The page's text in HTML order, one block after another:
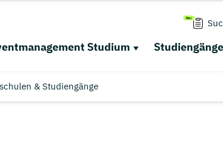
Studium Studiengänge
& Studiengänge